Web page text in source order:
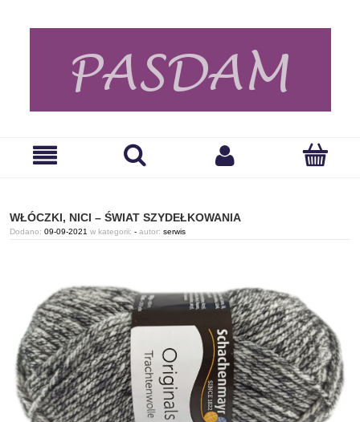
WŁÓCZKI, NICI – ŚWIAT SZYDEŁKOWANIA
Dodano: 09-09-2021 w kategorii: - autor: serwis